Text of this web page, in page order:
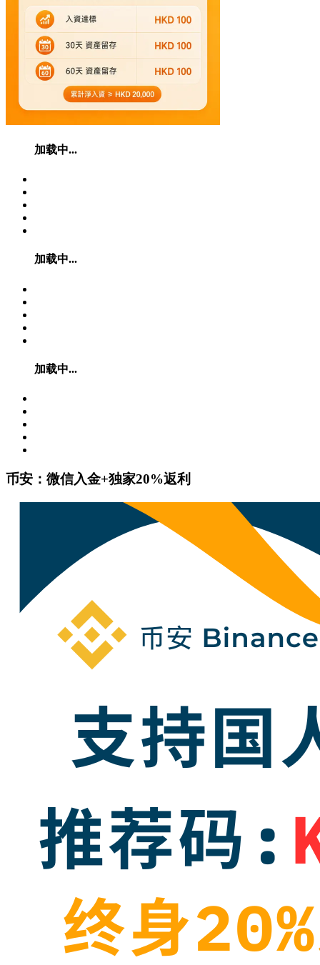
加载中...
加载中...
加载中...
币安：微信入金+独家20%返利